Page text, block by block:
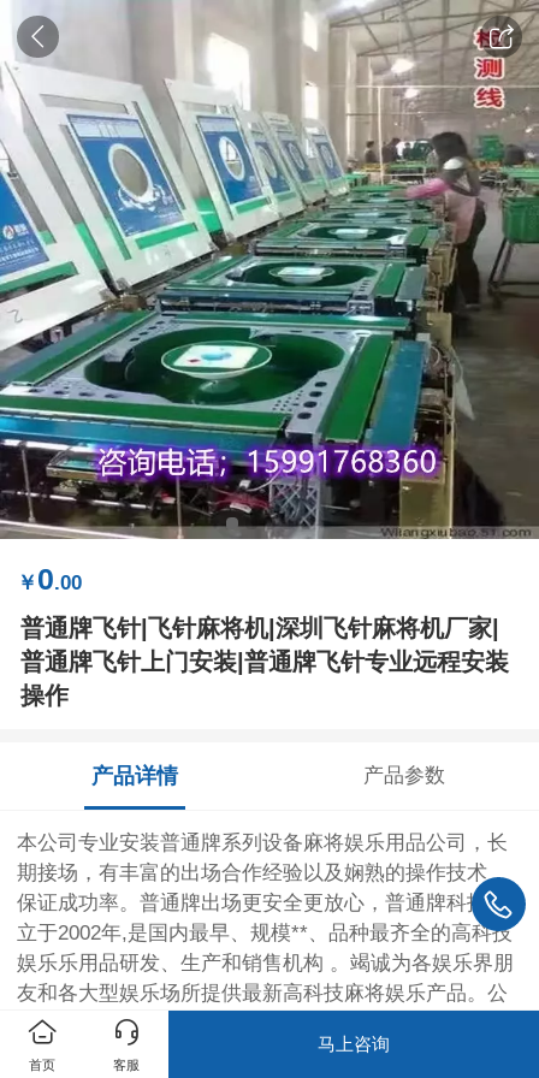
￥ 0.00
普通牌飞针|飞针麻将机|深圳飞针麻将机厂家|
普通牌飞针上门安装|普通牌飞针专业远程安装
操作
产品详情 产品参数
本公司专业安装普通牌系列设备麻将娱乐用品公司，长
期接场，有丰富的出场合作经验以及娴熟的操作技术，
保证成功率。普通牌出场更安全更放心，普通牌科技成
立于2002年,是国内最早、规模**、品种最齐全的高科技
娱乐乐用品研发、生产和销售机构 。竭诚为各娱乐界朋
友和各大型娱乐场所提供最新高科技麻将娱乐产品。公
司我公司一贯以“创新、求实、诚信”的优质服务，全国各
地上门安装，24小时全天服务，
首页 客服
马上咨询